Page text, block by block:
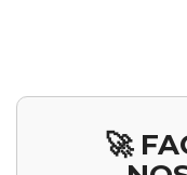
🚀